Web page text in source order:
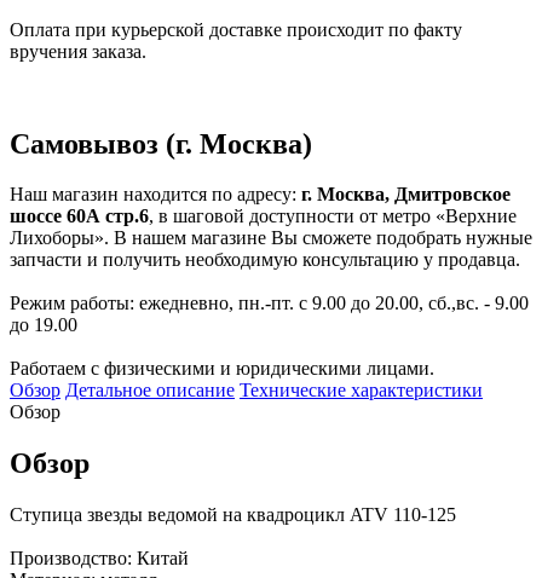
Оплата при курьерской доставке происходит по факту
вручения заказа.
Самовывоз (г. Москва)
Наш магазин находится по адресу: г. Москва, Дмитровское
шоссе 60А стр.6, в шаговой доступности от метро «Верхние
Лихоборы». В нашем магазине Вы сможете подобрать нужные
запчасти и получить необходимую консультацию у продавца.
Режим работы: ежедневно, пн.-пт. с 9.00 до 20.00, сб.,вс. - 9.00
до 19.00
Работаем с физическими и юридическими лицами.
Обзор Детальное описание Технические характеристики
Обзор
Обзор
Ступица звезды ведомой на квадроцикл ATV 110-125
Производство: Китай